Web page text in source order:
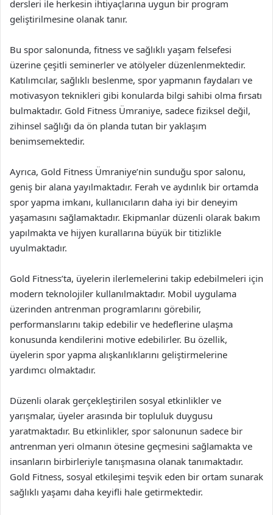
dersleri ile herkesin ihtiyaçlarına uygun bir program
geliştirilmesine olanak tanır.
Bu spor salonunda, fitness ve sağlıklı yaşam felsefesi
üzerine çeşitli seminerler ve atölyeler düzenlenmektedir.
Katılımcılar, sağlıklı beslenme, spor yapmanın faydaları ve
motivasyon teknikleri gibi konularda bilgi sahibi olma fırsatı
bulmaktadır. Gold Fitness Ümraniye, sadece fiziksel değil,
zihinsel sağlığı da ön planda tutan bir yaklaşım
benimsemektedir.
Ayrıca, Gold Fitness Ümraniye’nin sunduğu spor salonu,
geniş bir alana yayılmaktadır. Ferah ve aydınlık bir ortamda
spor yapma imkanı, kullanıcıların daha iyi bir deneyim
yaşamasını sağlamaktadır. Ekipmanlar düzenli olarak bakım
yapılmakta ve hijyen kurallarına büyük bir titizlikle
uyulmaktadır.
Gold Fitness’ta, üyelerin ilerlemelerini takip edebilmeleri için
modern teknolojiler kullanılmaktadır. Mobil uygulama
üzerinden antrenman programlarını görebilir,
performanslarını takip edebilir ve hedeflerine ulaşma
konusunda kendilerini motive edebilirler. Bu özellik,
üyelerin spor yapma alışkanlıklarını geliştirmelerine
yardımcı olmaktadır.
Düzenli olarak gerçekleştirilen sosyal etkinlikler ve
yarışmalar, üyeler arasında bir topluluk duygusu
yaratmaktadır. Bu etkinlikler, spor salonunun sadece bir
antrenman yeri olmanın ötesine geçmesini sağlamakta ve
insanların birbirleriyle tanışmasına olanak tanımaktadır.
Gold Fitness, sosyal etkileşimi teşvik eden bir ortam sunarak
sağlıklı yaşamı daha keyifli hale getirmektedir.